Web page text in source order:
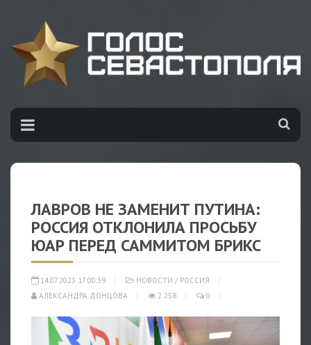
ЛАВРОВ НЕ ЗАМЕНИТ ПУТИНА:
РОССИЯ ОТКЛОНИЛА ПРОСЬБУ
ЮАР ПЕРЕД САММИТОМ БРИКС
14.07.2023 17:00:39 НОВОСТИ / РОССИЯ
АЛЕКСАНДРА ДОНЦОВА
2 258 0